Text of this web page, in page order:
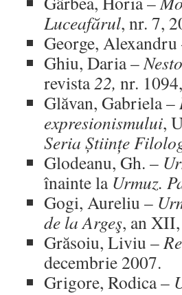
Luceafărul, nr. 7,
George, Alexandru
Ghiu, Daria –
revista22, nr.
Glăvan, Gabriela –
expresionismului,
Seria Științe
Glodeanu, Gh. –
înainte la Urmuz.
Gogi, Aureliu –
de la Argeş, an
Grăsoiu, Liviu –
decembrie 2007.
Grigore, Rodica –